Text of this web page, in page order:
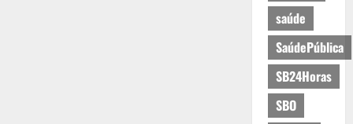
saúde
SaúdePública
SB24Horas
SBO